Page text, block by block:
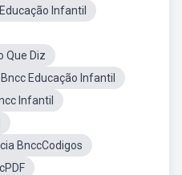
Infantil
Que Diz
Educação Infantil
Infantil
BnccCodigos